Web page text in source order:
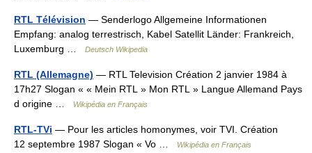
RTL Télévision — Senderlogo Allgemeine Informationen
Empfang: analog terrestrisch, Kabel Satellit Länder: Frankreich,
Luxemburg …
Deutsch Wikipedia
RTL (Allemagne) — RTL Television Création 2 janvier 1984 à
17h27 Slogan « « Mein RTL » Mon RTL » Langue Allemand Pays
d origine …
Wikipédia en Français
RTL-TVi — Pour les articles homonymes, voir TVI. Création
12 septembre 1987 Slogan « Vo …
Wikipédia en Français